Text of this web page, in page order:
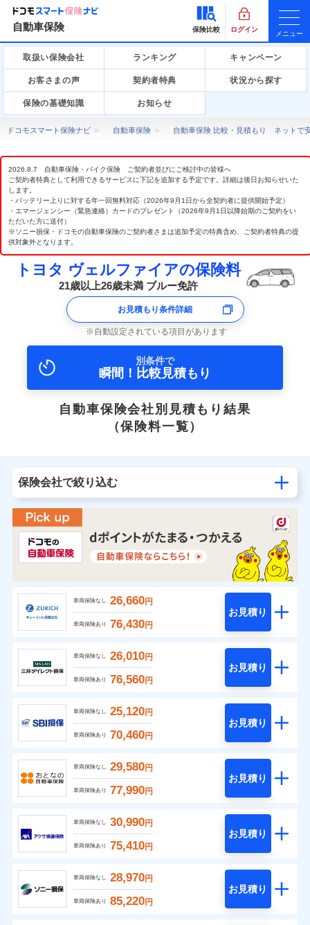
自動車保険 保険比較 ログイン
メニュー
取扱い保険会社 ランキング キャンペーン
お客さまの声 契約者特典 状況から探す
保険の基礎知識 お知らせ
ドコモスマート保険ナビ 自動車保険 自動車保険 比較・見積もり ネットで
2026.8.7 自動車保険・バイク保険 ご契約者並びにご検討中の皆様へ
ご契約者特典として利用できるサービスに下記を追加する予定です。詳細は後日お知らせいた
します。
・バッテリー上りに対する年一回無料対応（2026年9月1日から全契約者に提供開始予定）
・エマージェンシー（緊急連絡）カードのプレゼント（2026年9月1日以降始期のご契約をい
ただいた方に送付）
※ソニー損保・ドコモの自動車保険のご契約者さまは追加予定の特典含め、ご契約者特典の提
供対象外となります。
トヨタ ヴェルファイアの保険料
21歳以上26歳未満 ブルー免許
お見積もり条件詳細
自動設定されている項目があります
別条件で
瞬間！比較見積もり
自動車保険会社別見積もり結果
（保険料一覧）
保険会社で絞り込む
車両保険なし 26,660円
車両保険あり 76,430円
お見積り
車両保険なし 26,010円
車両保険あり 76,560円
お見積り
車両保険なし 25,120円
車両保険あり 70,460円
お見積り
車両保険なし 29,580円
車両保険あり 77,990円
お見積り
車両保険なし 30,990円
車両保険あり 75,410円
お見積り
車両保険なし 28,970円
車両保険あり 85,220円
お見積り